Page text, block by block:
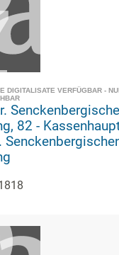
DIGITALISATE VERFÜGBAR -
Senckenbergische